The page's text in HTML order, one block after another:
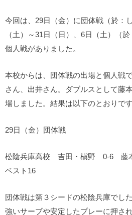
今回は、29日（金）に団体戦（於：
（土）～31日（日）、6日（土）（
個人戦がありました。
本校からは、団体戦の出場と個人戦
さん、出井さん。ダブルスとして藤
場しました。結果は以下のとおりです
29日（金）団体戦
松陰兵庫高校 吉田・槇野 0-
ベスト16
団体戦は第３シードの松陰兵庫でし
強いサーブや安定したプレーに押さ